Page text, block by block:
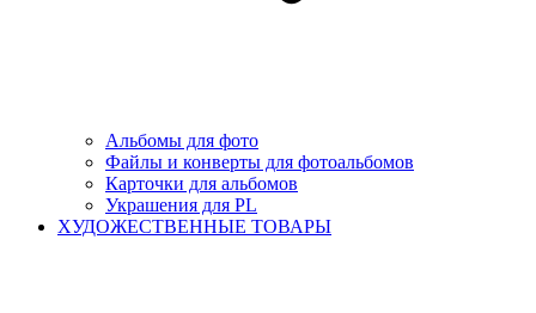
Альбомы для фото
Файлы и конверты для фотоальбомов
Карточки для альбомов
Украшения для PL
ХУДОЖЕСТВЕННЫЕ ТОВАРЫ